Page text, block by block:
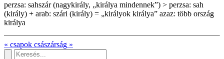
perzsa: sahszár (nagykirály, „királya mindennek”) > perzsa: sah
(király) + arab: szári (király) = „királyok királya” azaz: több ország
királya
« csapok császárság »